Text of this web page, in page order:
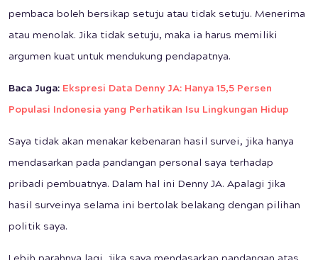
pembaca boleh bersikap setuju atau tidak setuju. Menerima
atau menolak. Jika tidak setuju, maka ia harus memiliki
argumen kuat untuk mendukung pendapatnya.
Baca Juga: Ekspresi Data Denny JA: Hanya 15,5 Persen
Populasi Indonesia yang Perhatikan Isu Lingkungan Hidup
Saya tidak akan menakar kebenaran hasil survei, jika hanya
mendasarkan pada pandangan personal saya terhadap
pribadi pembuatnya. Dalam hal ini Denny JA. Apalagi jika
hasil surveinya selama ini bertolak belakang dengan pilihan
politik saya.